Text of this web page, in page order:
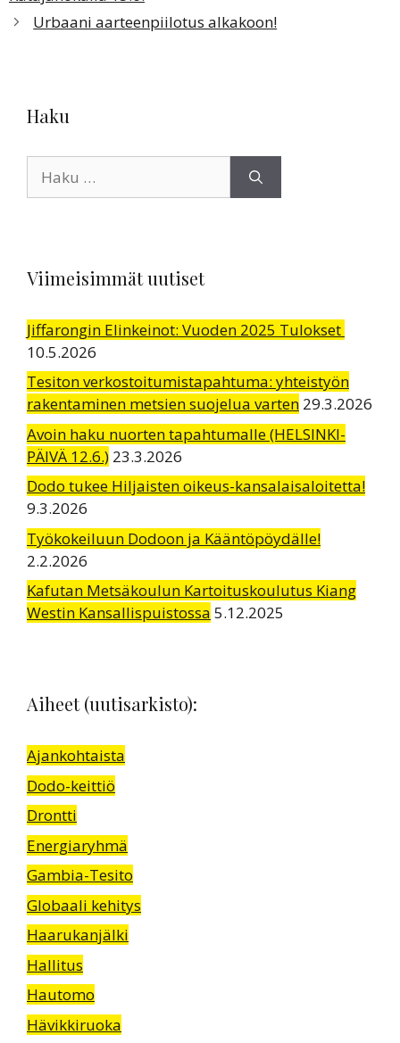
Urbaani aarteenpiilotus alkakoon!
Haku
Viimeisimmät uutiset
Jiffarongin Elinkeinot: Vuoden 2025 Tulokset
10.5.2026
Tesiton verkostoitumistapahtuma: yhteistyön
rakentaminen metsien suojelua varten 29.3.2026
Avoin haku nuorten tapahtumalle (HELSINKI-
PÄIVÄ 12.6.) 23.3.2026
Dodo tukee Hiljaisten oikeus-kansalaisaloitetta!
9.3.2026
Työkokeiluun Dodoon ja Kääntöpöydälle!
2.2.2026
Kafutan Metsäkoulun Kartoituskoulutus Kiang
Westin Kansallispuistossa 5.12.2025
Aiheet (uutisarkisto):
Ajankohtaista
Dodo-keittiö
Drontti
Energiaryhmä
Gambia-Tesito
Globaali kehitys
Haarukanjälki
Hallitus
Hautomo
Hävikkiruoka